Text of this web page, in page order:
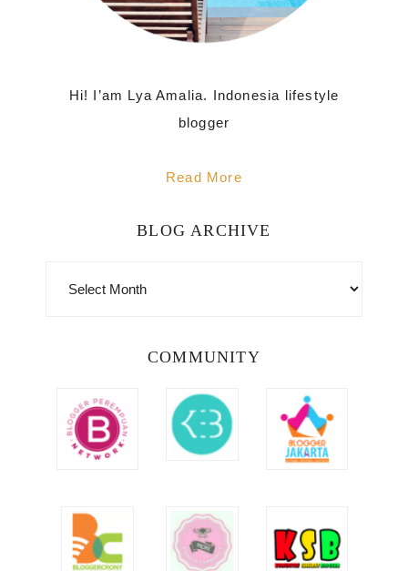
Hi! I’am Lya Amalia. Indonesia lifestyle
blogger
Read More
BLOG ARCHIVE
COMMUNITY